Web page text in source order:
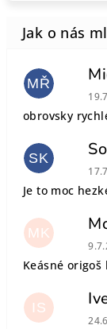
MŘ
obrovsky
SK
Je to moc
MK
Keásné origoš
IS